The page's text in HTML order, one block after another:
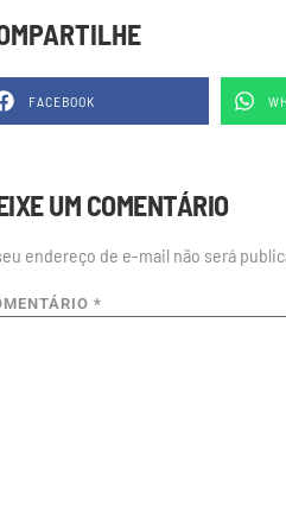
FACEBOOK
UM COMENTÁRIO
endereço de e-mail não será
*